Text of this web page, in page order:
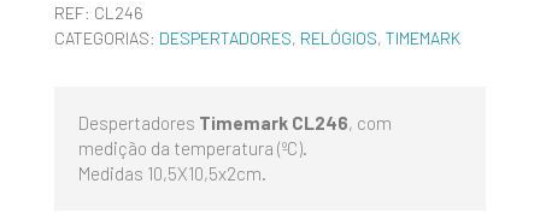
REF: CL246
CATEGORIAS: DESPERTADORES, RELÓGIOS, TIMEMARK
Despertadores Timemark CL246, com
medição da temperatura (ºC).
Medidas 10,5X10,5x2cm.